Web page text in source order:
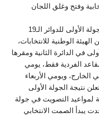
وفتح وغلق اللجان
وتجرى انتخابات مجلس النواب في الجولة الأولى للدوائر الـ19
الوطنية للانتخابات،
في الدائرة الثانية ومقرها
الفردية فقط، يومي
الجاري في الخارج، ويومي الأربعاء
وتعلن نتيجة الجولة الأولى
وبالنسبة لمواعيد التصويت في جولة
الملغاة إن وجدت يبدأ الصمت الانتخابي